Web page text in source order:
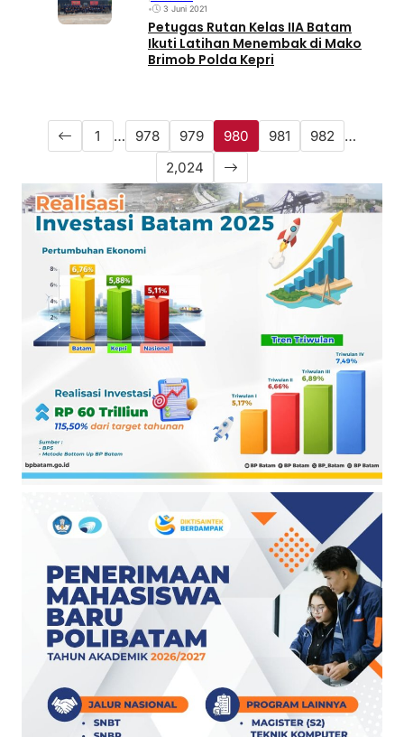
•
3 Juni 2021
Petugas Rutan Kelas IIA Batam
Ikuti Latihan Menembak di Mako
Brimob Polda Kepri
1 … 978 979 980 981 982
…
2,024